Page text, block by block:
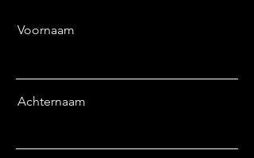
Voornaam
Achternaam